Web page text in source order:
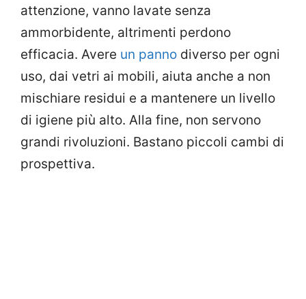
attenzione, vanno lavate senza
ammorbidente, altrimenti perdono
efficacia. Avere un panno diverso per ogni
uso, dai vetri ai mobili, aiuta anche a non
mischiare residui e a mantenere un livello
di igiene più alto. Alla fine, non servono
grandi rivoluzioni. Bastano piccoli cambi di
prospettiva.